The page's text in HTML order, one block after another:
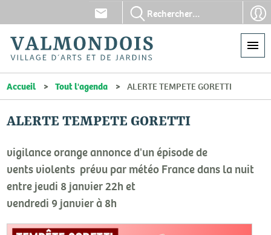
Aller
au
contenu
principal
En-
tête
-
Communication
En-
tête
-
Accueil Tout l'agenda ALERTE TEMPETE GORETTI
ALERTE TEMPETE GORETTI
vigilance orange annonce d'un épisode de
vents violents prévu par météo France dans la nuit
entre jeudi 8 janvier 22h et
vendredi 9 janvier à 8h